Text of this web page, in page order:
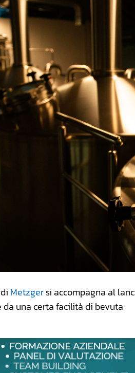
Metzgersi accompagna al
da una certa facilità di bevuta: